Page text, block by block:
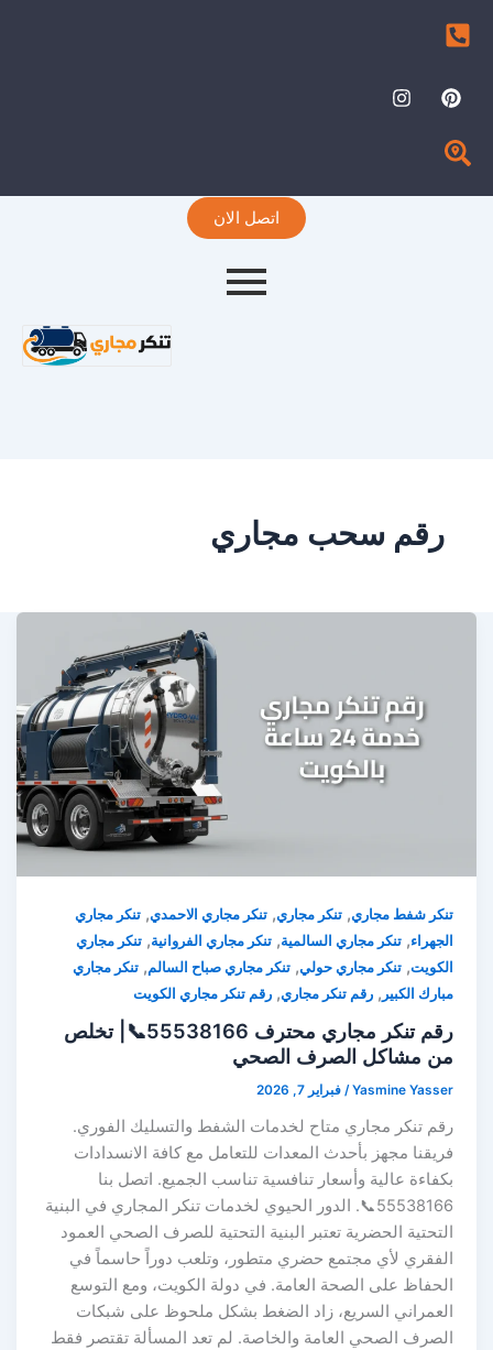
P
i
t
e
I
n
اتصل الان
رقم سحب مجاري
تنكر شفط مجاري,تنكر مجاري,تنكر مجاري الاحمدي,تنكر مجاري
الجهراء,تنكر مجاري السالمية,تنكر مجاري الفروانية,تنكر مجاري
الكويت,تنكر مجاري حولي,تنكر مجاري صباح السالم,تنكر مجاري
مبارك الكبير ,رقم تنكر مجاري,رقم تنكر مجاري الكويت
رقم تنكر مجاري محترف 55538166📞| تخلص
من مشاكل الصرف الصحي
Yasmine Yasser
/فبراير 7, 2026
رقم تنكر مجاري متاح لخدمات الشفط والتسليك الفوري.
فريقنا مجهز بأحدث المعدات للتعامل مع كافة الانسدادات
بكفاءة عالية وأسعار تنافسية تناسب الجميع. اتصل بنا
55538166📞. الدور الحيوي لخدمات تنكر المجاري في البنية
التحتية الحضرية تعتبر البنية التحتية للصرف الصحي العمود
الفقري لأي مجتمع حضري متطور، وتلعب دوراً حاسماً في
الحفاظ على الصحة العامة. في دولة الكويت، ومع التوسع
العمراني السريع، زاد الضغط بشكل ملحوظ على شبكات
الصرف الصحي العامة والخاصة. لم تعد المسألة تقتصر فقط